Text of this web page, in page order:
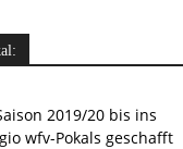
2019/20 bis ins
wfv-Pokals geschafft